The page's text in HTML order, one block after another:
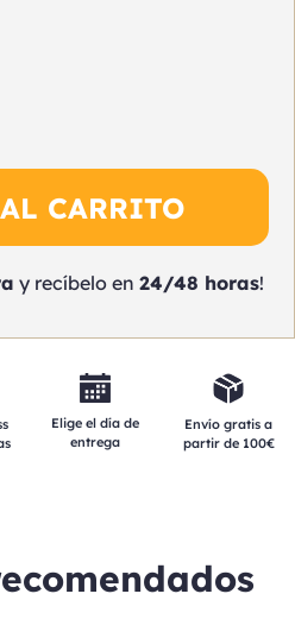
CARRITO
y recíbelo en 24/48 horas!
Elige el día de
entrega
Envío gratis a
partir de 100€